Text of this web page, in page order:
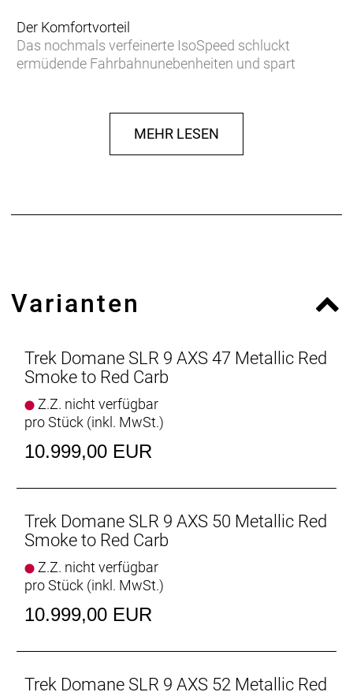
Der Komfortvorteil
Das nochmals verfeinerte IsoSpeed schluckt
ermüdende Fahrbahnunebenheiten und spart
Podium-erprobter Speed
Das neue Domane Carbon ist aufgrund der
Unser bestes und leichtestes 800 Series OCLV
Carbon sowie eine neue gewichtsoptimierte
Domane SLR Disc aller Zeiten.
Ausgestattet ist es mit schnell rollenden 32 mm
breiten Reifen, aber dank der Reifenfreiheit bis 38-
mm-Reifen kannst du von glattem Asphalt bis
leichtem Schotter alles unter die Räder nehmen.
Dank im Unterrohr integriertem Staufach und
Aufnahmepunkten am Oberrohr hast du auf deinen
Verfügung.
Raffinierte Integration
Das Domane mit seiner verborgenen
nie dagewesene Integration aus.
MEHR LESEN
Varianten
Trek Domane SLR 9 AXS 47 Metallic Red
Smoke to Red Carb
Z.Z. nicht verfügbar
pro Stück (inkl. MwSt.)
10.999,00 EUR
Trek Domane SLR 9 AXS 50 Metallic Red
Smoke to Red Carb
Z.Z. nicht verfügbar
pro Stück (inkl. MwSt.)
10.999,00 EUR
Trek Domane SLR 9 AXS 52 Metallic Red